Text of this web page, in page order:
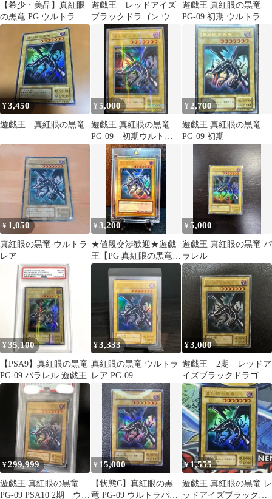
【希少・美品】真紅眼
の黒竜 PG ウルトラレ
ア
遊戯王 レッドアイズ
ブラックドラゴン ウル
トラレア
遊戯王 真紅眼の黒竜
PG-09 初期 ウルトラレ
¥3,450
遊戯王 真紅眼の黒竜
¥5,000
遊戯王 真紅眼の黒竜
PG-09 初期ウルトラ
パラレルレア
¥ 2,700
遊戯王 真紅眼の黒竜
PG-09 初期
¥ 1,050
真紅眼の黒竜 ウルトラ
レア
¥3,200
★値段交渉歓迎★遊戯
王【PG 真紅眼の黒竜】
レッドアイズブラック
ドラゴン
¥5,000
遊戯王 真紅眼の黒竜 パ
ラレル
¥35,100
【PSA9】真紅眼の黒竜
PG-09 パラレル 遊戯王
¥3,333
真紅眼の黒竜 ウルトラ
レア PG-09
¥3,000
遊戯王 2期 レッドア
イズブラックドラゴ
ン UR ②
¥299,999
遊戯王 真紅眼の黒竜
PG-09 PSA10 2期 ウル
¥ 15,000
【状態C】真紅眼の黒
竜 PG-09 ウルトラパラ
¥1,555
遊戯王 真紅眼の黒竜 レ
ッドアイズブラックド